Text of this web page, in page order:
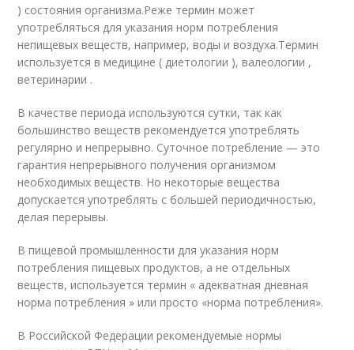
) состояния организма.Реже термин может
употребляться для указания норм потребления
непищевых веществ, например, воды и воздуха.Термин
используется в медицине ( диетологии ), валеологии ,
ветеринарии .
В качестве периода используются сутки, так как
большинство веществ рекомендуется употреблять
регулярно и непрерывно. Суточное потребление — это
гарантия непрерывного получения организмом
необходимых веществ. Но некоторые вещества
допускается употреблять с большей периодичностью,
делая перерывы.
В пищевой промышленности для указания норм
потребления пищевых продуктов, а не отдельных
веществ, используется термин « адекватная дневная
норма потребления » или просто «норма потребления».
В Российской Федерации рекомендуемые нормы